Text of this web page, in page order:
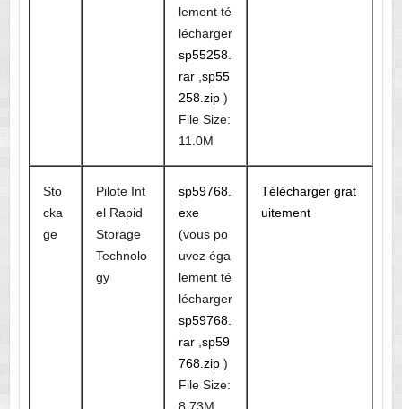
lement té
lécharger
sp55258.
rar, sp55
258.zip)
File Size:
11.0M
Sto
cka
ge
Pilote Int
el Rapid
Storage
Technolo
gy
sp59768.
exe
(vous po
uvez éga
lement té
lécharger
sp59768.
rar, sp59
768.zip)
File Size:
Télécharger grat
uitement